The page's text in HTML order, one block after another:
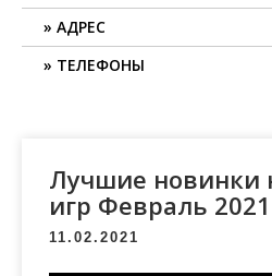
АДРЕС
ТЕЛЕФОНЫ
Лучшие новинки
игр Февраль 2021
11.02.2021